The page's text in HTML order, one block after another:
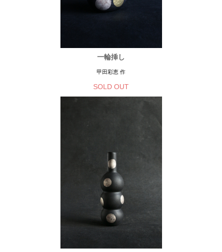
一輪挿し
甲田彩恵 作
SOLD OUT